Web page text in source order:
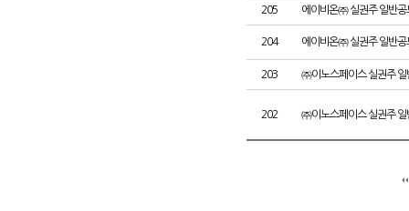
205 에이비온㈜ 실권주 일반공
204 에이비온㈜ 실권주 일반공
203 ㈜이노스페이스 실권주 일
202 ㈜이노스페이스 실권주 일